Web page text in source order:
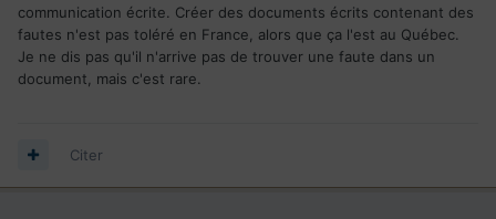
communication écrite. Créer des documents écrits contenant des
fautes n'est pas toléré en France, alors que ça l'est au Québec.
Je ne dis pas qu'il n'arrive pas de trouver une faute dans un
document, mais c'est rare.
Citer